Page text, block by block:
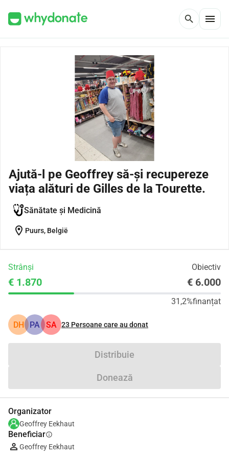
search menu
Ajută-l pe Geoffrey să-și recupereze
viața alături de Gilles de la Tourette.
Sănătate și Medicină
location_on Puurs, België
Strânși Obiectiv
€ 1.870 € 6.000
31,2%finanțat
DH PA SA 23 Persoane care au donat
Distribuie
Donează
Organizator
Geoffrey Eekhaut
Beneficiarinfo
Geoffrey Eekhaut